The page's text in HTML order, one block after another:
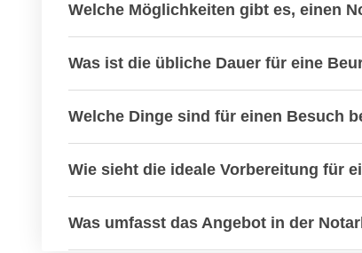
Welche Möglichkeiten gibt es, einen
Was ist die übliche Dauer für eine
Welche Dinge sind für einen Besuch
Wie sieht die ideale Vorbereitung für
Was umfasst das Angebot in der